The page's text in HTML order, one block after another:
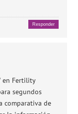
Responder
en Fertility
segundos
comparativa de